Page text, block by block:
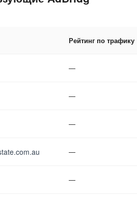
Рейтинг по трафику
—
—
—
—
—